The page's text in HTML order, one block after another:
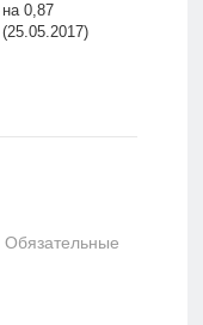
на 0,87
(25.05.2017)
Обязательные